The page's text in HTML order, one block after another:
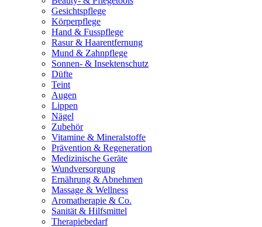
Gesichtspflege
Körperpflege
Hand & Fusspflege
Rasur & Haarentfernung
Mund & Zahnpflege
Sonnen- & Insektenschutz
Düfte
Teint
Augen
Lippen
Nägel
Zubehör
Vitamine & Mineralstoffe
Prävention & Regeneration
Medizinische Geräte
Wundversorgung
Ernährung & Abnehmen
Massage & Wellness
Aromatherapie & Co.
Sanität & Hilfsmittel
Therapiebedarf